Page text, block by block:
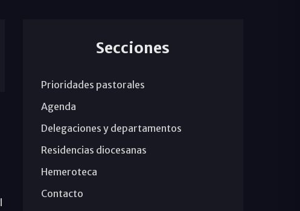
Secciones
Prioridades pastorales
Agenda
Delegaciones y departamentos
Residencias diocesanas
Hemeroteca
Contacto